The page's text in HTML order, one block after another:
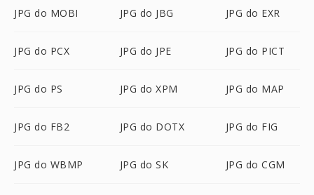
JPG do MOBI JPG do JBG JPG do EXR
JPG do PCX JPG do JPE JPG do PICT
JPG do PS JPG do XPM JPG do MAP
JPG do FB2 JPG do DOTX JPG do FIG
JPG do WBMP JPG do SK JPG do CGM